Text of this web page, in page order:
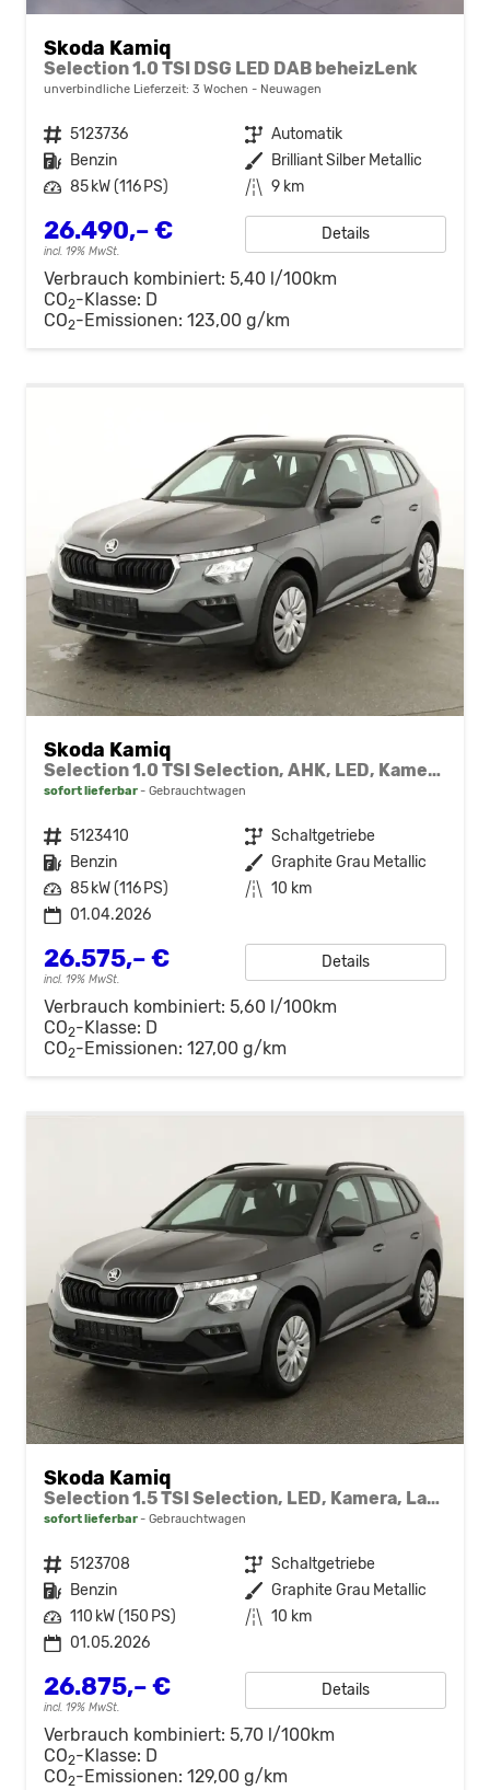
Skoda Kamiq
Selection 1.0 TSI DSG LED DAB beheizLenk
unverbindliche Lieferzeit: 3 Wochen Neuwagen
Fahrzeugnr. 5123736 Getriebe Automatik
Kraftstoff Benzin Außenfarbe Brilliant Silber Metallic
Leistung 85 kW (116 PS) Kilometerstand 9 km
26.490,– €
incl. 19% MwSt.
Details
Verbrauch kombiniert: 5,40 l/100km
CO2-Klasse: D
CO2-Emissionen: 123,00 g/km
Skoda Kamiq
Selection 1.0 TSI Selection, AHK, LED, Kamera, Ladeboden, Winter
sofort lieferbar Gebrauchtwagen
Fahrzeugnr. 5123410 Getriebe Schaltgetriebe
Kraftstoff Benzin Außenfarbe Graphite Grau Metallic
Leistung 85 kW (116 PS) Kilometerstand 10 km
01.04.2026
26.575,– €
incl. 19% MwSt.
Details
Verbrauch kombiniert: 5,60 l/100km
CO2-Klasse: D
CO2-Emissionen: 127,00 g/km
Skoda Kamiq
Selection 1.5 TSI Selection, LED, Kamera, Ladeboden, Winter
sofort lieferbar Gebrauchtwagen
Fahrzeugnr. 5123708 Getriebe Schaltgetriebe
Kraftstoff Benzin Außenfarbe Graphite Grau Metallic
Leistung 110 kW (150 PS) Kilometerstand 10 km
01.05.2026
26.875,– €
incl. 19% MwSt.
Details
Verbrauch kombiniert: 5,70 l/100km
CO2-Klasse: D
CO2-Emissionen: 129,00 g/km